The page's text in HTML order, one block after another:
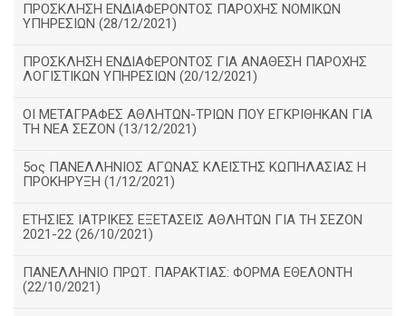
ΠΡΟΣΚΛΗΣΗ ΕΝΔΙΑΦΕΡΟΝΤΟΣ ΠΑΡΟΧΗΣ ΝΟΜΙΚΩΝ
ΥΠΗΡΕΣΙΩΝ (28/12/2021)
ΠΡΟΣΚΛΗΣΗ ΕΝΔΙΑΦΕΡΟΝΤΟΣ ΓΙΑ ΑΝΑΘΕΣΗ ΠΑΡΟΧΗΣ
ΛΟΓΙΣΤΙΚΩΝ ΥΠΗΡΕΣΙΩΝ (20/12/2021)
ΟΙ ΜΕΤΑΓΡΑΦΕΣ ΑΘΛΗΤΩΝ-ΤΡΙΩΝ ΠΟΥ ΕΓΚΡΙΘΗΚΑΝ ΓΙΑ
ΤΗ ΝΕΑ ΣΕΖΟΝ (13/12/2021)
5ος ΠΑΝΕΛΛΗΝΙΟΣ ΑΓΩΝΑΣ ΚΛΕΙΣΤΗΣ ΚΩΠΗΛΑΣΙΑΣ Η
ΠΡΟΚΗΡΥΞΗ (1/12/2021)
ΕΤΗΣΙΕΣ ΙΑΤΡΙΚΕΣ ΕΞΕΤΑΣΕΙΣ ΑΘΛΗΤΩΝ ΓΙΑ ΤΗ ΣΕΖΟΝ
2021-22 (26/10/2021)
ΠΑΝΕΛΛΗΝΙΟ ΠΡΩΤ. ΠΑΡΑΚΤΙΑΣ: ΦΟΡΜΑ ΕΘΕΛΟΝΤΗ
(22/10/2021)